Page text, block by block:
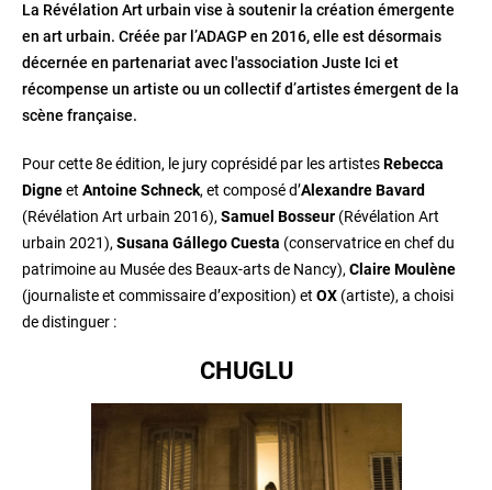
La Révélation Art urbain vise à soutenir la création émergente
en art urbain. Créée par l’ADAGP en 2016, elle est désormais
décernée en partenariat avec l'association Juste Ici et
récompense un artiste ou un collectif d’artistes émergent de la
scène française.
Pour cette 8e édition, le jury coprésidé par les artistesRebecca
Digneet Antoine Schneck, et composé d’Alexandre Bavard
(Révélation Art urbain 2016), Samuel Bosseur (Révélation Art
urbain 2021), Susana Gállego Cuesta (conservatrice en chef du
patrimoine au Musée des Beaux-arts de Nancy), Claire Moulène
(journaliste et commissaire d’exposition) et OX (artiste), a choisi
de distinguer :
CHUGLU